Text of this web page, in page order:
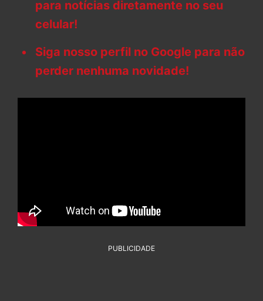
para notícias diretamente no seu
celular!
Siga nosso perfil no Google para não
perder nenhuma novidade!
PUBLICIDADE